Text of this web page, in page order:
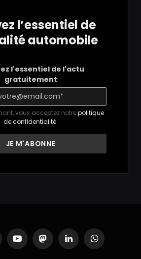
l’essentiel de
automobile
l'essentiel de l'actu
gratuitement
vous acceptez notrepolitique
de confidentialité.
YouTubeMastodonLinkedInWhatsApp